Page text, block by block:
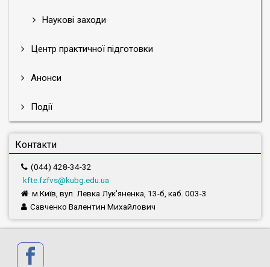
Наукові заходи
Центр практичної підготовки
Анонси
Події
Контакти
(044) 428-34-32
kfte.fzfvs@kubg.edu.ua
м.Київ, вул. Левка Лук'яненка, 13-б, каб. 003-3
Савченко Валентин Михайлович